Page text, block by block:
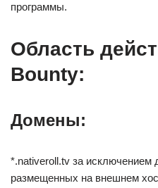
программы.
Область
Bounty:
Домены:
*.nativeroll.tv за исключением
размещенных на внешнем